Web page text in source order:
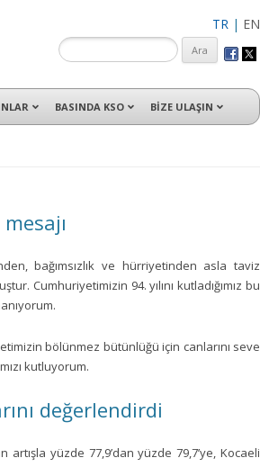
TR | EN
ofisleri ile hizmet vermektedir.
BASINDA KSO BİZE ULAŞIN
bağımsızlık ve hürriyetinden asla taviz
Cumhuriyetimizin 94. yılını kutladığımız bu
bölünmez bütünlüğü için canlarını seve
kutluyorum.
değerlendirdi
yüzde 77,9’dan yüzde 79,7’ye, Kocaeli